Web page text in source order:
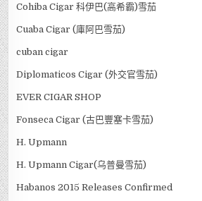
Cohiba Cigar 科伊巴(高希霸)雪茄
Cuaba Cigar (庫阿巴雪茄)
cuban cigar
Diplomaticos Cigar (外交官雪茄)
EVER CIGAR SHOP
Fonseca Cigar (古巴豐塞卡雪茄)
H. Upmann
H. Upmann Cigar(乌普曼雪茄)
Habanos 2015 Releases Confirmed